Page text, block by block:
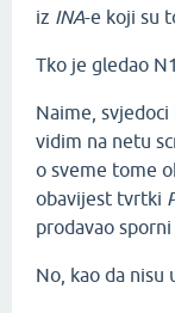
iz INA-e koji su
Tko je gledao
Naime,
vidim na netu
o sveme tome
obavijest tvrtki
prodavao sporni
No, kao da nisu